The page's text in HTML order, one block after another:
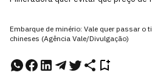
Embarque de minério: Vale quer passar o
chineses (Agência Vale/Divulgação)